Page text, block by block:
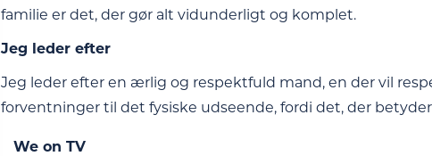
familie er det, der gør alt vidunderligt og komplet.
Jeg leder efter
Jeg leder efter en ærlig og respektfuld mand, en der vil
forventninger til det fysiske udseende, fordi det, der
We on TV